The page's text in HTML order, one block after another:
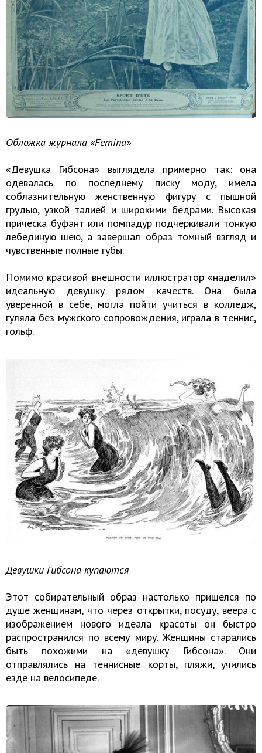
Обложка журнала «Femina»
«Девушка Гибсона» выглядела примерно так: она
одевалась по последнему писку моду, имела
соблазнительную женственную фигуру с пышной
грудью, узкой талией и широкими бедрами. Высокая
прическа буфант или помпадур подчеркивали тонкую
лебединую шею, а завершал образ томный взгляд и
чувственные полные губы.
Помимо красивой внешности иллюстратор «наделил»
идеальную девушку рядом качеств. Она была
уверенной в себе, могла пойти учиться в колледж,
гуляла без мужского сопровождения, играла в теннис,
гольф.
Девушки Гибсона купаются
Этот собирательный образ настолько пришелся по
душе женщинам, что через открытки, посуду, веера с
изображением нового идеала красоты он быстро
распространился по всему миру. Женщины старались
быть похожими на «девушку Гибсона». Они
отправлялись на теннисные корты, пляжи, учились
езде на велосипеде.